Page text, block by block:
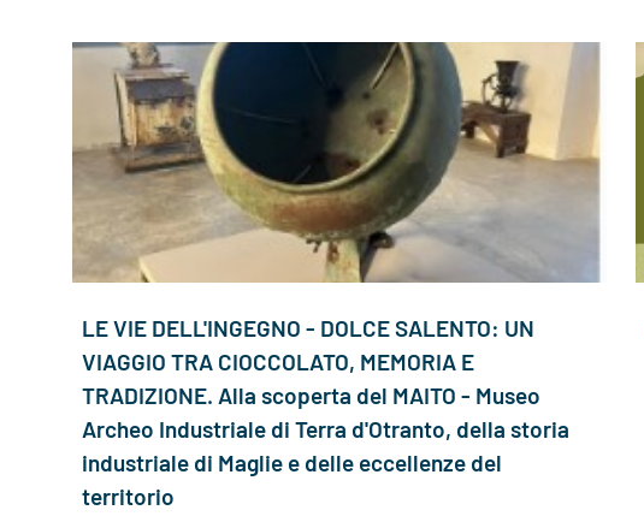
LE VIE DELL'INGEGNO - DOLCE SALENTO: UN
VIAGGIO TRA CIOCCOLATO, MEMORIA E
TRADIZIONE. Alla scoperta del MAITO - Museo
Archeo Industriale di Terra d'Otranto, della storia
industriale di Maglie e delle eccellenze del
territorio